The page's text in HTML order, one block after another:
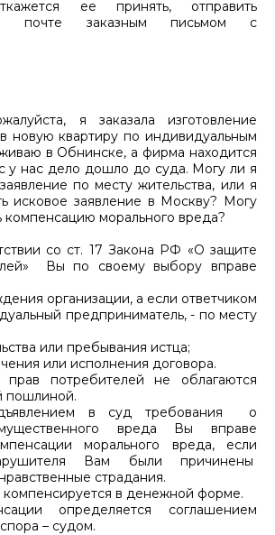
ее принять, отправить
почте заказным письмом с
я заказала изготовление
новую квартиру по индивидуальным
в Обнинске, а фирма находится
у нас дело дошло до суда. Могу ли я
по месту жительства, или я
исковое заявление в Москву? Могу
компенсацию морального вреда?
со ст. 17 Закона РФ «О защите
Вы по своему выбору вправе
организации, а если ответчиком
предприниматель, - по месту
или пребывания истца;
или исполнения договора.
потребителей не облагаются
пошлиной.
в суд требования о
вреда Вы вправе
морального вреда, если
Вам были причинены
страдания.
в денежной форме.
определяется соглашением
– судом.